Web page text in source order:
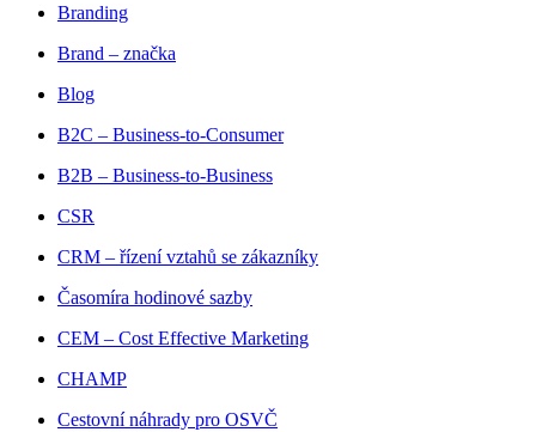
Branding
Brand – značka
Blog
B2C – Business-to-Consumer
B2B – Business-to-Business
CSR
CRM – řízení vztahů se zákazníky
Časomíra hodinové sazby
CEM – Cost Effective Marketing
CHAMP
Cestovní náhrady pro OSVČ